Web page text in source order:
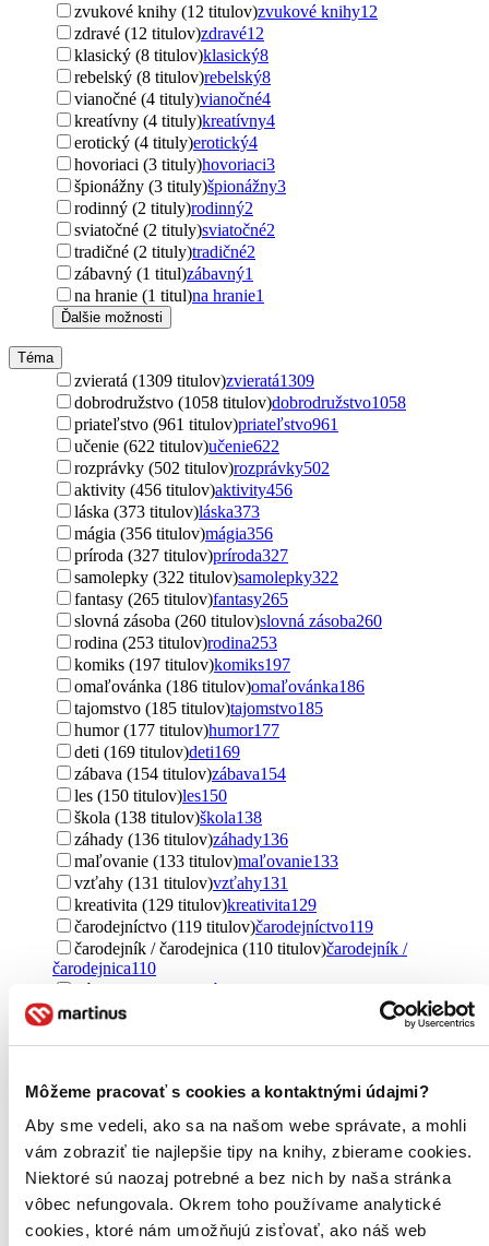
Môžeme pracovať s cookies a kontaktnými údajmi?
Aby sme vedeli, ako sa na našom webe správate, a mohli
vám zobraziť tie najlepšie tipy na knihy, zbierame cookies.
Niektoré sú naozaj potrebné a bez nich by naša stránka
vôbec nefungovala. Okrem toho používame analytické
cookies, ktoré nám umožňujú zisťovať, ako náš web
zvukové knihy (12 titulov)zvukové knihy12
zdravé (12 titulov)zdravé12
klasický (8 titulov)klasický8
rebelský (8 titulov)rebelský8
vianočné (4 tituly)vianočné4
kreatívny (4 tituly)kreatívny4
erotický (4 tituly)erotický4
hovoriaci (3 tituly)hovoriaci3
špionážny (3 tituly)špionážny3
rodinný (2 tituly)rodinný2
sviatočné (2 tituly)sviatočné2
tradičné (2 tituly)tradičné2
zábavný (1 titul)zábavný1
na hranie (1 titul)na hranie1
Ďalšie možnosti
Téma
zvieratá (1309 titulov)zvieratá1309
dobrodružstvo (1058 titulov)dobrodružstvo1058
priateľstvo (961 titulov)priateľstvo961
učenie (622 titulov)učenie622
rozprávky (502 titulov)rozprávky502
aktivity (456 titulov)aktivity456
láska (373 titulov)láska373
mágia (356 titulov)mágia356
príroda (327 titulov)príroda327
samolepky (322 titulov)samolepky322
fantasy (265 titulov)fantasy265
slovná zásoba (260 titulov)slovná zásoba260
rodina (253 titulov)rodina253
komiks (197 titulov)komiks197
omaľovánka (186 titulov)omaľovánka186
tajomstvo (185 titulov)tajomstvo185
humor (177 titulov)humor177
deti (169 titulov)deti169
zábava (154 titulov)zábava154
les (150 titulov)les150
škola (138 titulov)škola138
záhady (136 titulov)záhady136
maľovanie (133 titulov)maľovanie133
vzťahy (131 titulov)vzťahy131
kreativita (129 titulov)kreativita129
čarodejníctvo (119 titulov)čarodejníctvo119
čarodejník / čarodejnica (110 titulov)čarodejník /
čarodejnica110
kúzla (109 titulov)
kúzla
technika (107 titulov)
Pre koho
pre deti (2981 titulov)pre deti2981
pre deti a mládež (843 titulov)
pre deti a mládež
pre dievčatá (662 titulov)pre dievčatá 662
young adult (602 titulov)young adult 602
pre chlapcov (562 titulov)pre chlapcov562
pre najmenších (425 titulov)pre najmenších425